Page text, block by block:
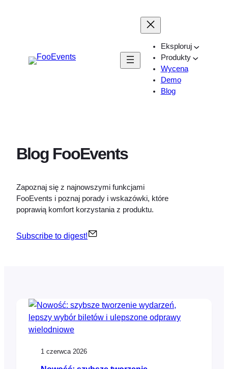
Eksploruj
Produkty
Wycena
Demo
Blog
Blog FooEvents
Zapoznaj się z najnowszymi funkcjami
FooEvents i poznaj porady i wskazówki, które
poprawią komfort korzystania z produktu.
Subscribe to digest!
1 czerwca 2026